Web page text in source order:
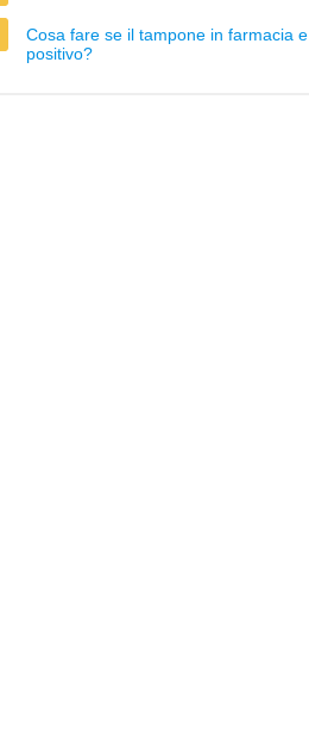
Cosa fare se il tampone in farmacia e
positivo?